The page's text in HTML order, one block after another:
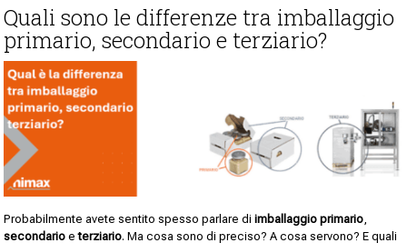
Quali sono le differenze tra imballaggio
primario, secondario e terziario?
Probabilmente avete sentito spesso parlare diimballaggio primario,
secondario eterziario. Ma cosa sono di preciso? A cosa servono? E quali